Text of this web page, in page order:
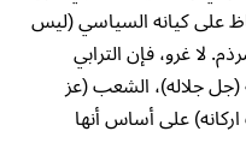
على كيانه السياسي (ليس
لا غرو، فإن الترابي
(جل جلاله)، الشعب (عز
على أساس أنها